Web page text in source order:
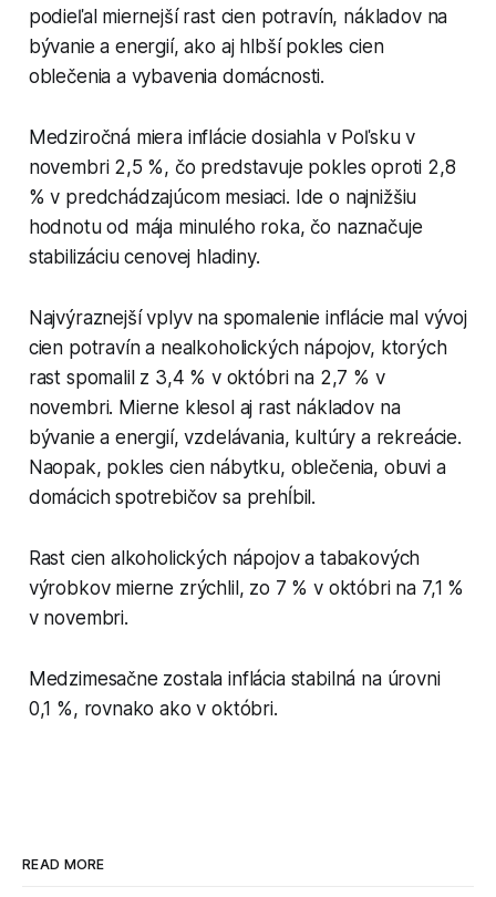
podieľal miernejší rast cien potravín, nákladov na
bývanie a energií, ako aj hlbší pokles cien
oblečenia a vybavenia domácnosti.
Medziročná miera inflácie dosiahla v Poľsku v
novembri 2,5 %, čo predstavuje pokles oproti 2,8
% v predchádzajúcom mesiaci. Ide o najnižšiu
hodnotu od mája minulého roka, čo naznačuje
stabilizáciu cenovej hladiny.
Najvýraznejší vplyv na spomalenie inflácie mal vývoj
cien potravín a nealkoholických nápojov, ktorých
rast spomalil z 3,4 % v októbri na 2,7 % v
novembri. Mierne klesol aj rast nákladov na
bývanie a energií, vzdelávania, kultúry a rekreácie.
Naopak, pokles cien nábytku, oblečenia, obuvi a
domácich spotrebičov sa prehĺbil.
Rast cien alkoholických nápojov a tabakových
výrobkov mierne zrýchlil, zo 7 % v októbri na 7,1 %
v novembri.
Medzimesačne zostala inflácia stabilná na úrovni
0,1 %, rovnako ako v októbri.
READ MORE